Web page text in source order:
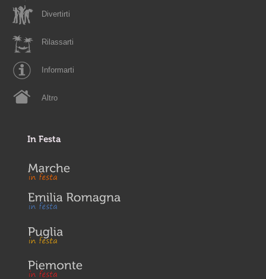
Divertirti
Rilassarti
Informarti
Altro
In Festa